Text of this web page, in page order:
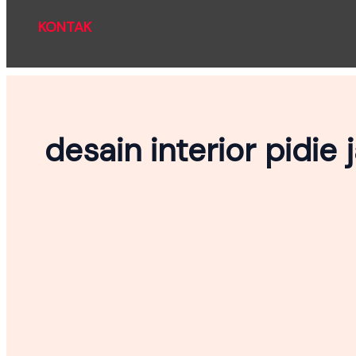
KONTAK
desain interior pidie